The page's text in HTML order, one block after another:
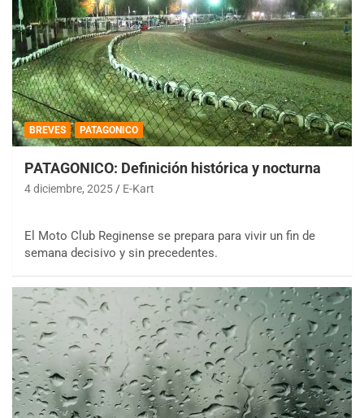
BREVES PATAGONICO
PATAGONICO: Definición histórica y nocturna
4 diciembre, 2025 E-Kart
El Moto Club Reginense se prepara para vivir un fin de
semana decisivo y sin precedentes.